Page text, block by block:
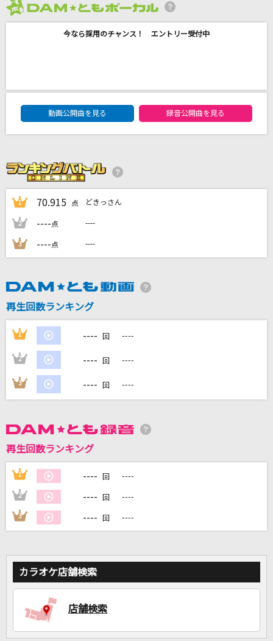
YOASOBI
アカシア(ポケモンスペシャルMV「GOTCHA！」
ver.)
BUMP OF CHICKEN
カラオケをもっと楽しもう！
自宅でカラオケ歌い放題！
今なら採用のチャンス！ エントリー受付中
DAM★ともボーカルエントリーランキング
動画公開曲を見る
録音公開曲を見る
1 70.915 点 どきっさん
2 ----点 ----
3 ----点 ----
再生回数ランキング
1 ---- 回 ----
2 ---- 回 ----
3 ---- 回 ----
再生回数ランキング
1 ---- 回 ----
2 ---- 回 ----
3 ---- 回 ----
カラオケ店舗検索
店舗検索